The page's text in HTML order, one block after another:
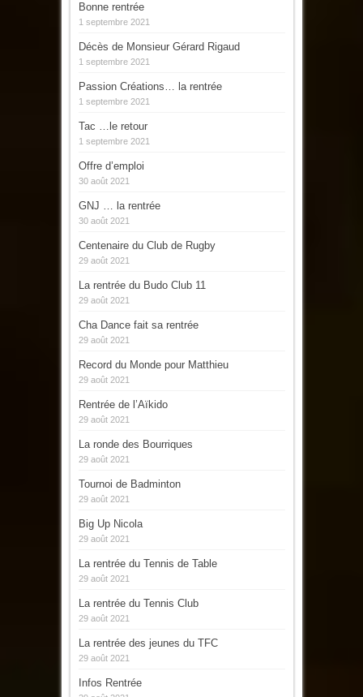
Bonne rentrée
1 septembre 2021
Décès de Monsieur Gérard Rigaud
1 septembre 2021
Passion Créations… la rentrée
1 septembre 2021
Tac …le retour
1 septembre 2021
Offre d’emploi
30 août 2021
GNJ … la rentrée
30 août 2021
Centenaire du Club de Rugby
29 août 2021
La rentrée du Budo Club 11
29 août 2021
Cha Dance fait sa rentrée
29 août 2021
Record du Monde pour Matthieu
29 août 2021
Rentrée de l’Aïkido
29 août 2021
La ronde des Bourriques
29 août 2021
Tournoi de Badminton
29 août 2021
Big Up Nicola
29 août 2021
La rentrée du Tennis de Table
29 août 2021
La rentrée du Tennis Club
29 août 2021
La rentrée des jeunes du TFC
29 août 2021
Infos Rentrée